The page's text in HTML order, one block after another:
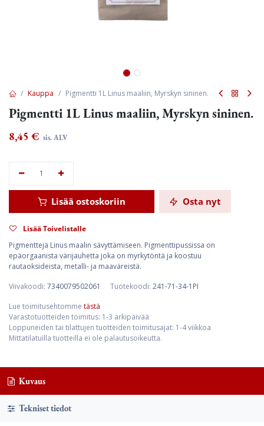
Kauppa Pigmentti 1L Linus maaliin, Myrskyn sininen.
Pigmentti 1L Linus maaliin, Myrskyn sininen.
8,45 € sis. ALV
Lisää ostoskoriin Osta nyt
Lisää Toivelistalle
Pigmenttejä Linus maalin sävyttämiseen. Pigmenttipussissa on
epäorgaanista värijauhetta joka on myrkytöntä ja koostuu
rautaoksideista, metalli- ja maaväreistä.
Viivakoodi: 7340079502061 Tuotekoodi: 241-71-34-1PI
Lue toimitusehtomme tästä
Varastotuotteiden toimitus: 1-3 arkipäivää
Loppuneiden tai tilattujen tuotteiden toimitusajat: 1-4 viikkoa
Mittatilatuilla tuotteilla ei ole palautusoikeutta.
Kuvaus
Tekniset tiedot